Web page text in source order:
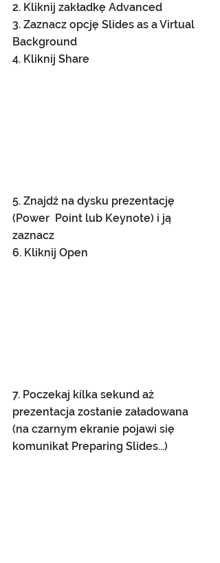
2. Kliknij zakładkę Advanced
3. Zaznacz opcję Slides as a Virtual
Background
4. Kliknij Share
5. Znajdź na dysku prezentację
(Power  Point lub Keynote) i ją
zaznacz
6. Kliknij Open
7. Poczekaj kilka sekund aż
prezentacja zostanie załadowana
(na czarnym ekranie pojawi się
komunikat Preparing Slides...)